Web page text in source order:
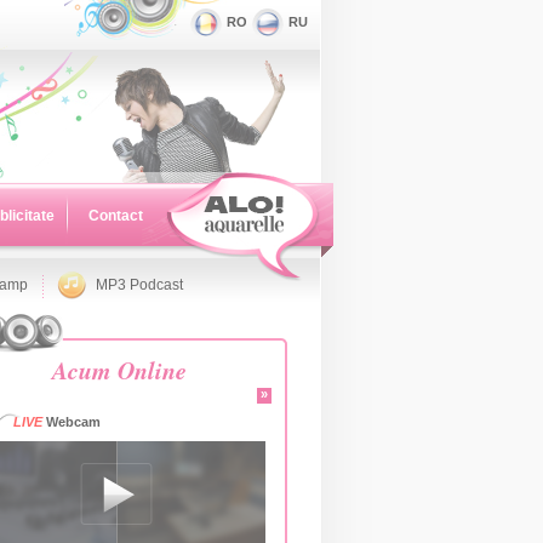
RO RU
Contact
MP3 Podcast
Acum Online
»
LIVEWebcam